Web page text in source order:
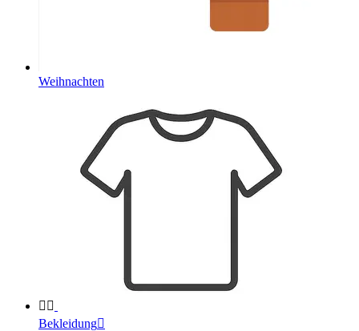
Weihnachten
 
Bekleidung